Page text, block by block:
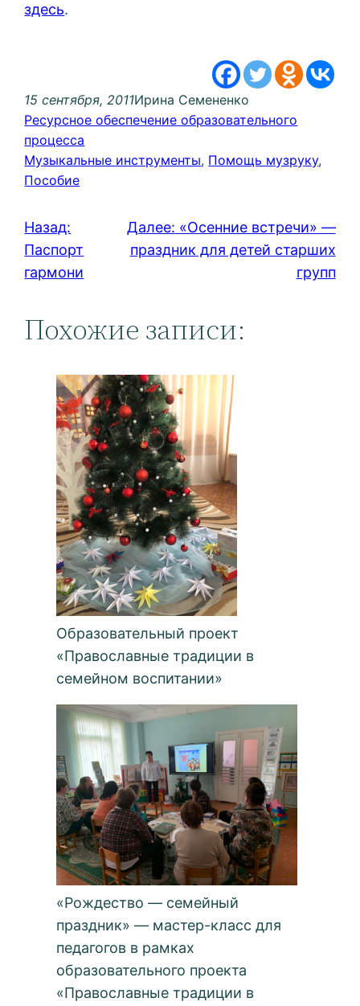
здесь.
15 сентября, 2011Ирина Семененко
Ресурсное обеспечение образовательного
процесса
Музыкальные инструменты, Помощь музруку
Пособие
Назад:
Паспорт
гармони
Далее: «Осенние встречи» —
праздник для детей старших
групп
Похожие записи:
Образовательный проект
«Православные традиции в
семейном воспитании»
«Рождество — семейный
праздник» — мастер-класс для
педагогов в рамках
образовательного проекта
«Православные традиции в